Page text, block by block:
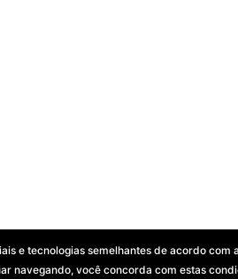
e tecnologias semelhantes de acordo com
navegando, você concorda com estas